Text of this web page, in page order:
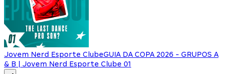
Jovem Nerd Esporte ClubeGUIA DA COPA 2026 - GRUPOS A
& B | Jovem Nerd Esporte Clube 01